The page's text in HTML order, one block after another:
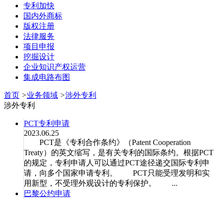
专利加快
国内外商标
版权注册
法律服务
项目申报
挖掘设计
企业知识产权运营
集成电路布图
首页 >业务领域 >涉外专利
涉外专利
PCT专利申请
2023.06.25
PCT是《专利合作条约》（Patent Cooperation
Treaty）的英文缩写，是有关专利的国际条约。根据PCT
的规定，专利申请人可以通过PCT途径递交国际专利申
请，向多个国家申请专利。 PCT只能受理发明和实
用新型，不受理外观设计的专利保护。 ...
巴黎公约申请